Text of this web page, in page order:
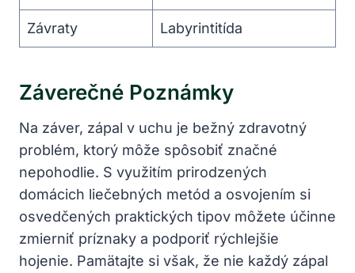
Závraty Labyrintitída
Záverečné Poznámky
Na⁤ záver,⁤ zápal v uchu je bežný ​zdravotný
problém, ktorý‌ môže spôsobiť značné
⁢nepohodlie.⁢ S využitím prirodzených
domácich ⁣liečebných metód ⁤a osvojením si
osvedčených praktických tipov​ môžete účinne
⁣zmierniť ​príznaky ⁣a podporiť rýchlejšie
hojenie. Pamätajte‍ si však, že nie každý zápal